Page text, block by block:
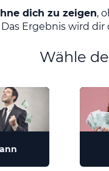
dich zu zeigen,
Das Ergebnis wird
Wähle